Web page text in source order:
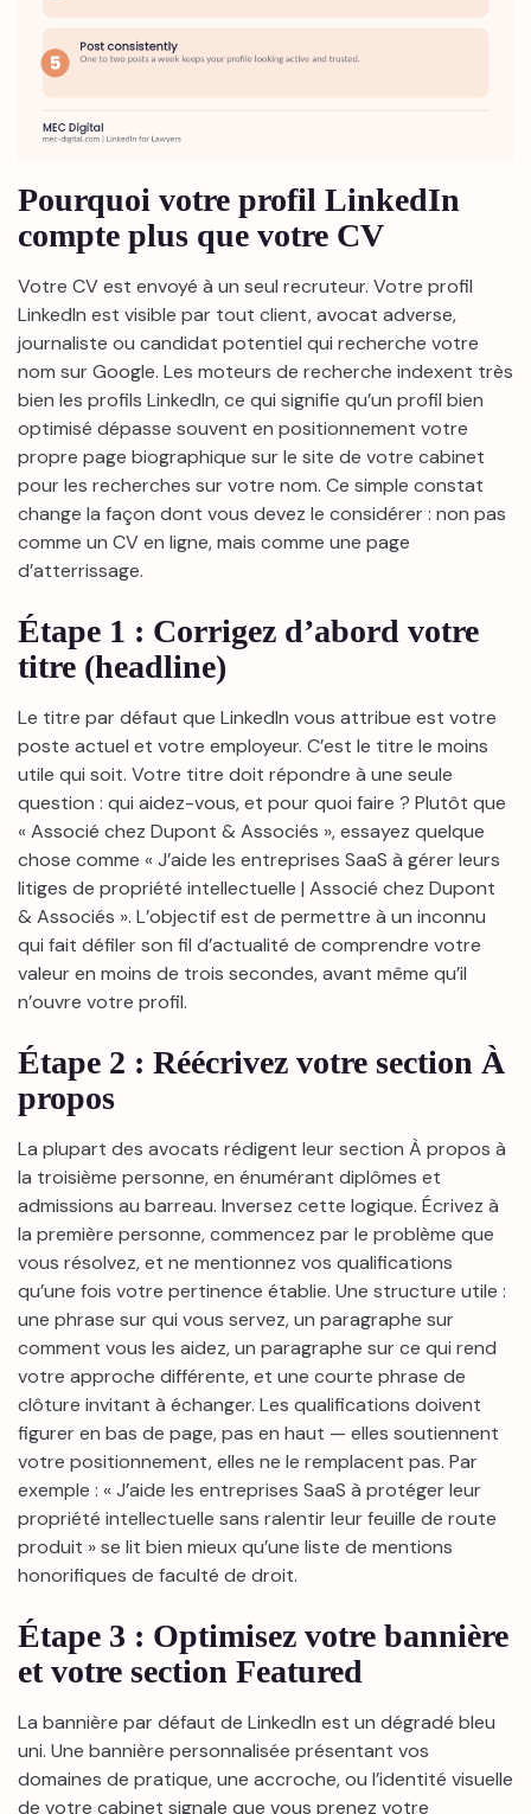
Pourquoi votre profil LinkedIn
compte plus que votre CV
Votre CV est envoyé à un seul recruteur. Votre profil
LinkedIn est visible par tout client, avocat adverse,
journaliste ou candidat potentiel qui recherche votre
nom sur Google. Les moteurs de recherche indexent très
bien les profils LinkedIn, ce qui signifie qu’un profil bien
optimisé dépasse souvent en positionnement votre
propre page biographique sur le site de votre cabinet
pour les recherches sur votre nom. Ce simple constat
change la façon dont vous devez le considérer : non pas
comme un CV en ligne, mais comme une page
d’atterrissage.
Étape 1 : Corrigez d’abord votre
titre (headline)
Le titre par défaut que LinkedIn vous attribue est votre
poste actuel et votre employeur. C’est le titre le moins
utile qui soit. Votre titre doit répondre à une seule
question : qui aidez-vous, et pour quoi faire ? Plutôt que
« Associé chez Dupont & Associés », essayez quelque
chose comme « J’aide les entreprises SaaS à gérer leurs
litiges de propriété intellectuelle | Associé chez Dupont
& Associés ». L’objectif est de permettre à un inconnu
qui fait défiler son fil d’actualité de comprendre votre
valeur en moins de trois secondes, avant même qu’il
n’ouvre votre profil.
Étape 2 : Réécrivez votre section À
propos
La plupart des avocats rédigent leur section À propos à
la troisième personne, en énumérant diplômes et
admissions au barreau. Inversez cette logique. Écrivez à
la première personne, commencez par le problème que
vous résolvez, et ne mentionnez vos qualifications
qu’une fois votre pertinence établie. Une structure utile :
une phrase sur qui vous servez, un paragraphe sur
comment vous les aidez, un paragraphe sur ce qui rend
votre approche différente, et une courte phrase de
clôture invitant à échanger. Les qualifications doivent
figurer en bas de page, pas en haut — elles soutiennent
votre positionnement, elles ne le remplacent pas. Par
exemple : « J’aide les entreprises SaaS à protéger leur
propriété intellectuelle sans ralentir leur feuille de route
produit » se lit bien mieux qu’une liste de mentions
honorifiques de faculté de droit.
Étape 3 : Optimisez votre bannière
et votre section Featured
La bannière par défaut de LinkedIn est un dégradé bleu
uni. Une bannière personnalisée présentant vos
domaines de pratique, une accroche, ou l’identité visuelle
de votre cabinet signale que vous prenez votre